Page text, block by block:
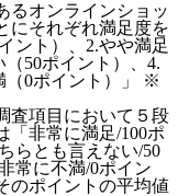
るオンラインショッ
にそれぞれ満足度を
ント）、2.やや満足
（50ポイント）、4.
（0ポイント）」 ※
査項目において５段
「非常に満足/100ポ
らとも言えない/50
常に不満/0ポイン
のポイントの平均値